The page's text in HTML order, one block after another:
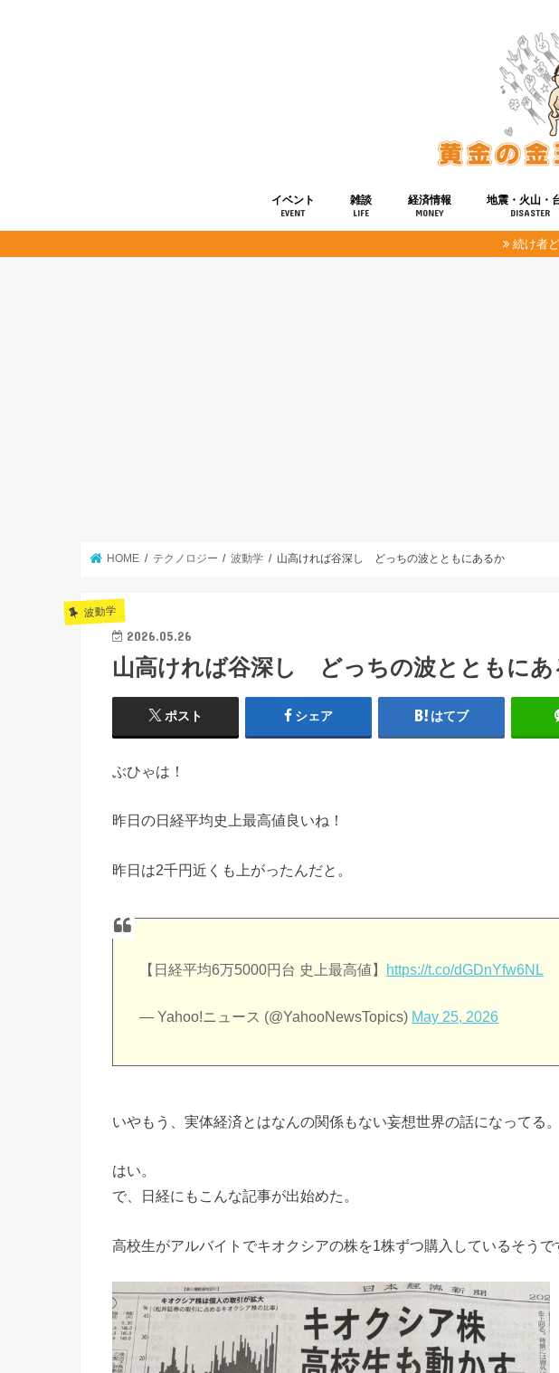
イベント
EVENT
雑談
LIFE
経済情報
MONEY
地震・火山・
DISASTER
続け者
HOME テクノロジー 波動学 山高ければ谷深し どっちの波とともにあるか
波動学
2026.05.26
山高ければ谷深し どっちの波とともにあ
ポスト シェア はてブ
ぶひゃは！
昨日の日経平均史上最高値良いね！
昨日は2千円近くも上がったんだと。
【日経平均6万5000円台 史上最高値】 https://t.co/dGDnYfw6NL
— Yahoo!ニュース (@YahooNewsTopics) May 25, 2026
いやもう、実体経済とはなんの関係もない妄想世界の話になってる。
はい。
で、日経にもこんな記事が出始めた。
高校生がアルバイトでキオクシアの株を1株ずつ購入しているそうで